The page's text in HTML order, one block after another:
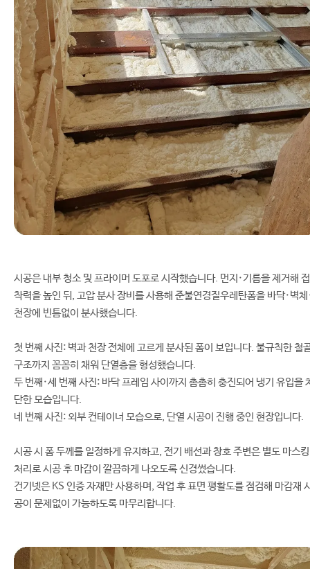
시공은 내부 청소 및 프라이머 도포로 시작했습니다. 먼지·기름을 제거해 접
착력을 높인 뒤, 고압 분사 장비를 사용해 준불연경질우레탄폼을 바닥·벽체
천장에 빈틈없이 분사했습니다.
첫 번째 사진: 벽과 천장 전체에 고르게 분사된 폼이 보입니다. 불규칙한 철
구조까지 꼼꼼히 채워 단열층을 형성했습니다.
두 번째·세 번째 사진: 바닥 프레임 사이까지 촘촘히 충진되어 냉기 유입을
단한 모습입니다.
네 번째 사진: 외부 컨테이너 모습으로, 단열 시공이 진행 중인 현장입니다.
시공 시 폼 두께를 일정하게 유지하고, 전기 배선과 창호 주변은 별도 마스킹
처리로 시공 후 마감이 깔끔하게 나오도록 신경썼습니다.
건기넷은 KS 인증 자재만 사용하며, 작업 후 표면 평활도를 점검해 마감재
공이 문제없이 가능하도록 마무리합니다.